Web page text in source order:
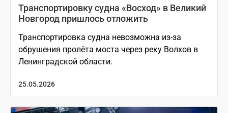
Транспортировку судна «Восход» в Великий
Новгород пришлось отложить
Транспортировка судна невозможна из-за
обрушения пролёта моста через реку Волхов в
Ленинградской области.
25.05.2026